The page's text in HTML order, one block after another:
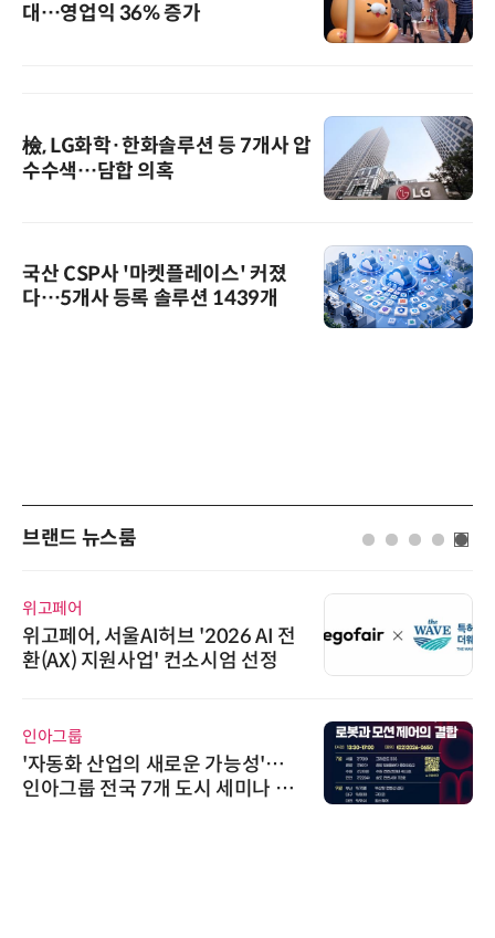
대…영업익 36% 증가
檢, LG화학·한화솔루션 등 7개사 압
수수색…담합 의혹
국산 CSP사 '마켓플레이스' 커졌
다…5개사 등록 솔루션 1439개
브랜드 뉴스룸
와이즈스톤
와이즈스톤, 마틸로에이아이의 '멀
티모달 생물자원 빅데이터'에 DQ
AIPD
“특허분석도 AI와 함께”…IP산업
'AX' 시대 본격화, 지식재산처 1호